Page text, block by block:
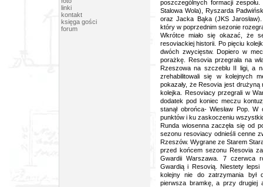
linki
kontakt
księga gości
forum
poszczególnych formacji
Stalowa Wola), Ryszarda
oraz Jacka Bąka (JKS
który w poprzednim sezonie
Wkrótce miało się okazać, że
resoviackiej historii. Po pięciu
dwóch zwycięstw. Dopiero w
porażkę. Resovia przegrała na
Rzeszowa na szczeblu II ligi, a
zrehabilitowali się w kolejnych
pokazały, że Resovia jest drużyną
kolejka. Resoviacy przegrali w
dodatek pod koniec meczu
stanął obrońca- Wiesław Pop.
punktów i ku zaskoczeniu
Runda wiosenna zaczęła się od
sezonu resoviacy odnieśli cenne
Rzeszów. Wygrane ze Starem
przed końcem sezonu Resovia
Gwardii Warszawa. 7 czerwca
Gwardią i Resovią. Niestety
kolejny nie do zatrzymania był
pierwsza bramkę, a przy drugiej